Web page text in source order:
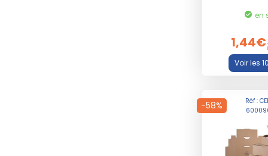
en
1,44€
-58%
Réf :